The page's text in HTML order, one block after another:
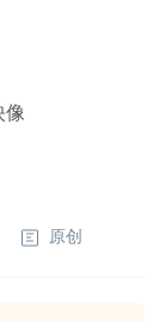
像
原创